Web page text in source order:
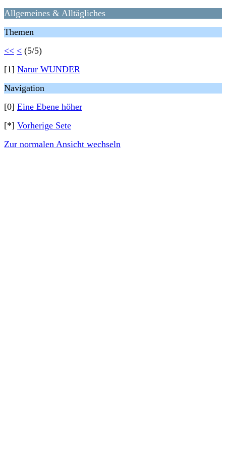
Allgemeines & Alltägliches
Themen
<< < (5/5)
[1] Natur WUNDER
Navigation
[0] Eine Ebene höher
[*] Vorherige Sete
Zur normalen Ansicht wechseln